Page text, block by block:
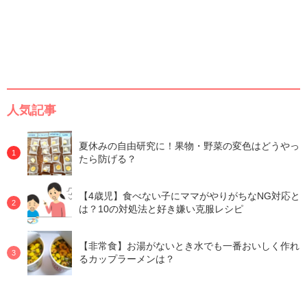
人気記事
夏休みの自由研究に！果物・野菜の変色はどうやっ
たら防げる？
【4歳児】食べない子にママがやりがちなNG対応と
は？10の対処法と好き嫌い克服レシピ
【非常食】お湯がないとき水でも一番おいしく作れ
るカップラーメンは？